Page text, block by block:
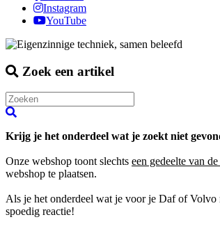
Instagram
YouTube
Zoek een artikel
Krijg je het onderdeel wat je zoekt niet
Onze webshop toont slechts een gedeelte van
webshop te plaatsen.
Als je het onderdeel wat je voor je Daf of Volvo
spoedig reactie!